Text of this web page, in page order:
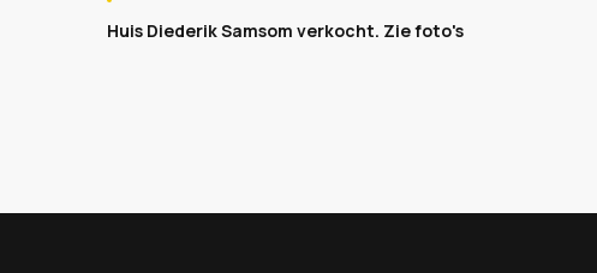
Huis Diederik Samsom verkocht. Zie foto's